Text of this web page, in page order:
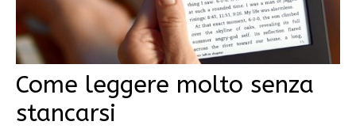
Come leggere molto senza
stancarsi